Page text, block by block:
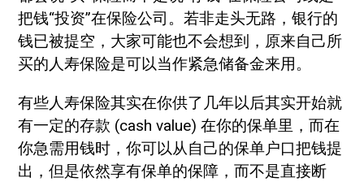
把钱“投资”在保险公司。若非走头无路，银行的
钱已被提空，大家可能也不会想到，原来自己所
买的人寿保险是可以当作紧急储备金来用。
有些人寿保险其实在你供了几年以后其实开始就
有一定的存款 (cash value) 在你的保单里，而在
你急需用钱时，你可以从自己的保单户口把钱提
出，但是依然享有保单的保障，而不是直接断